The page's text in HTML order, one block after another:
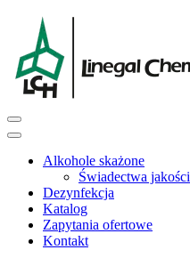
Alkohole skażone
Świadectwa jakości
Dezynfekcja
Katalog
Zapytania ofertowe
Kontakt